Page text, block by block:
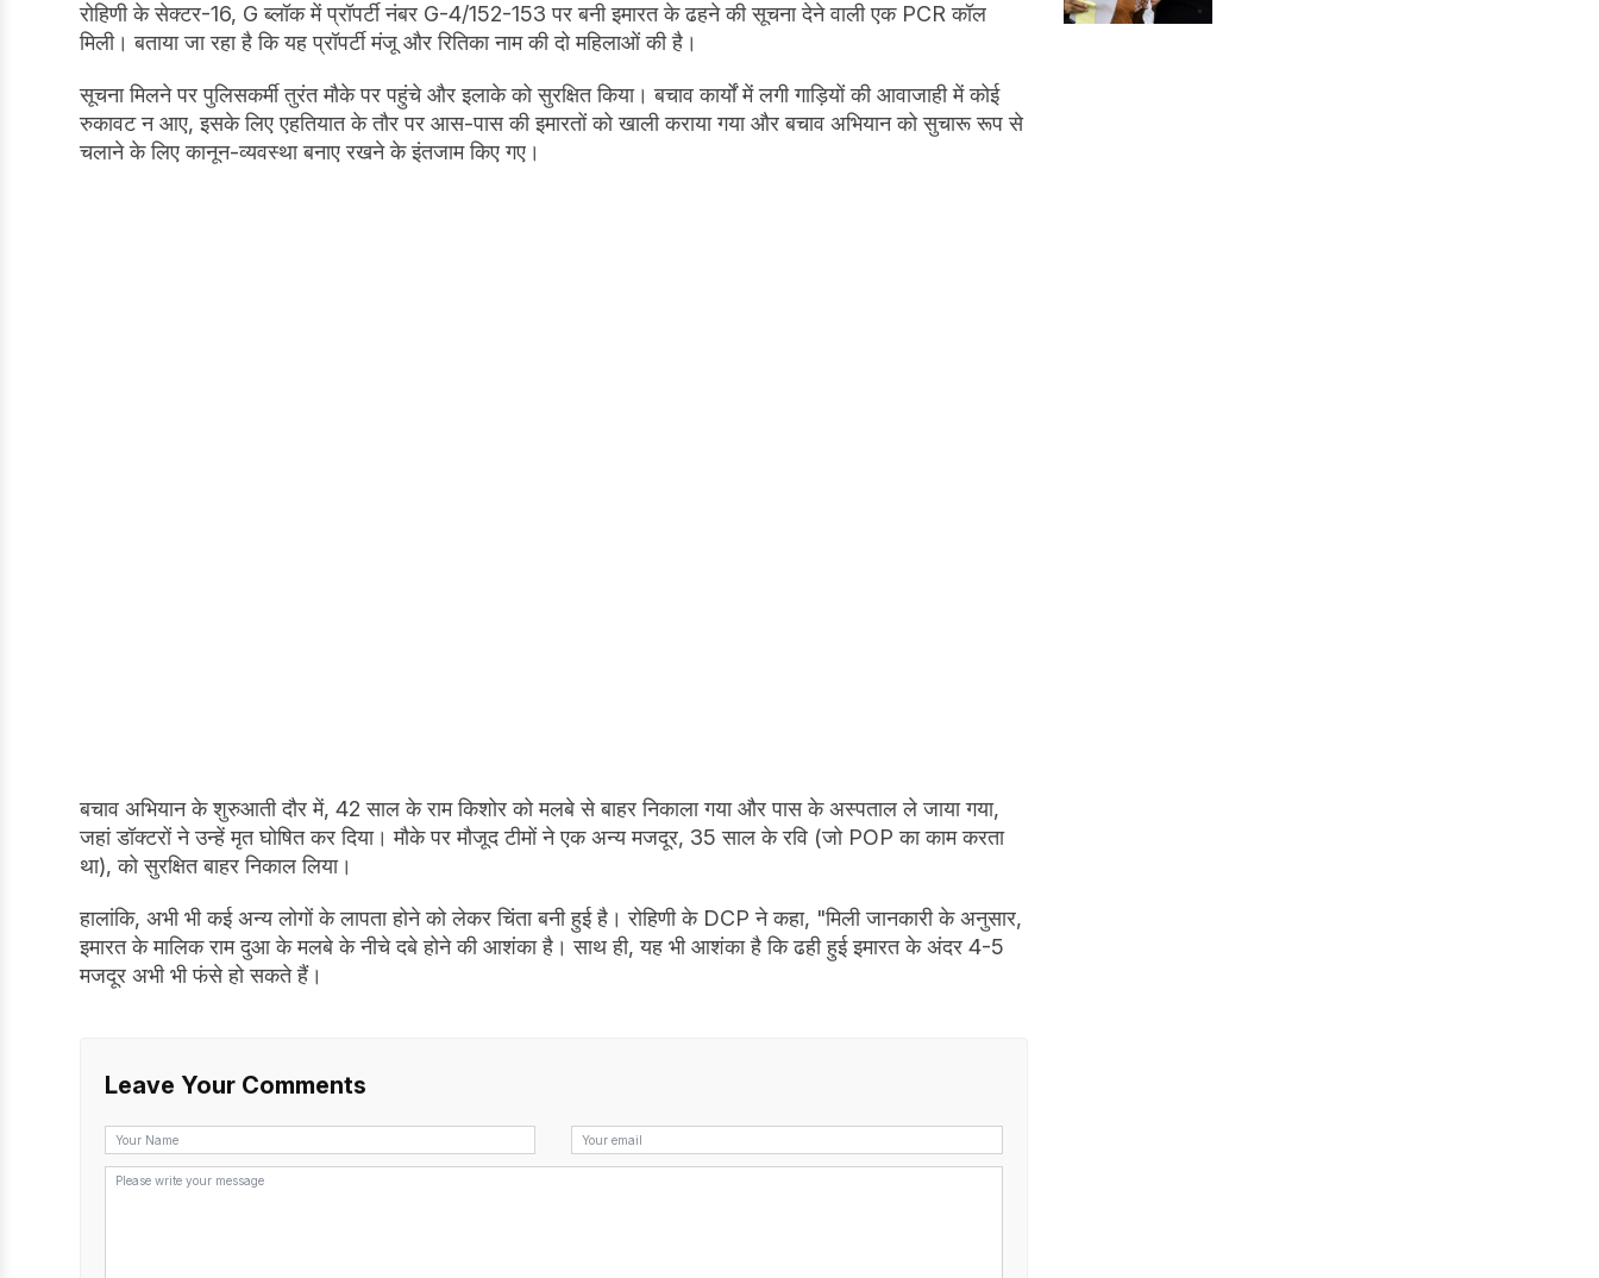
रोहिणी के सेक्टर-16, G ब्लॉक में प्रॉपर्टी नंबर G-4/152-153 पर बनी इमारत के ढहने की सूचना देने वाली एक PCR कॉल
मिली। बताया जा रहा है कि यह प्रॉपर्टी मंजू और रितिका नाम की दो महिलाओं की है।
सूचना मिलने पर पुलिसकर्मी तुरंत मौके पर पहुंचे और इलाके को सुरक्षित किया। बचाव कार्यों में लगी गाड़ियों की आवाजाही में कोई
रुकावट न आए, इसके लिए एहतियात के तौर पर आस-पास की इमारतों को खाली कराया गया और बचाव अभियान को सुचारू रूप से
चलाने के लिए कानून-व्यवस्था बनाए रखने के इंतजाम किए गए।
बचाव अभियान के शुरुआती दौर में, 42 साल के राम किशोर को मलबे से बाहर निकाला गया और पास के अस्पताल ले जाया गया,
जहां डॉक्टरों ने उन्हें मृत घोषित कर दिया। मौके पर मौजूद टीमों ने एक अन्य मजदूर, 35 साल के रवि (जो POP का काम करता
था), को सुरक्षित बाहर निकाल लिया।
हालांकि, अभी भी कई अन्य लोगों के लापता होने को लेकर चिंता बनी हुई है। रोहिणी के DCP ने कहा, "मिली जानकारी के अनुसार,
इमारत के मालिक राम दुआ के मलबे के नीचे दबे होने की आशंका है। साथ ही, यह भी आशंका है कि ढही हुई इमारत के अंदर 4-5
मजदूर अभी भी फंसे हो सकते हैं।
Leave Your Comments